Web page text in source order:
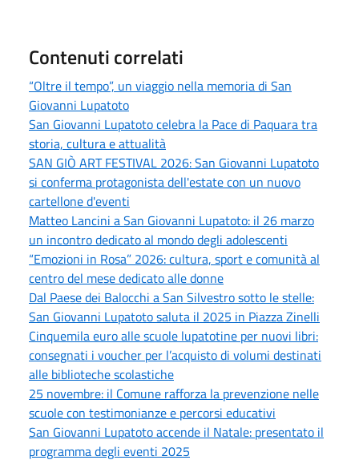
Contenuti correlati
“Oltre il tempo”, un viaggio nella memoria di San
Giovanni Lupatoto
San Giovanni Lupatoto celebra la Pace di Paquara tra
storia, cultura e attualità
SAN GIÒ ART FESTIVAL 2026: San Giovanni Lupatoto
si conferma protagonista dell'estate con un nuovo
cartellone d'eventi
Matteo Lancini a San Giovanni Lupatoto: il 26 marzo
un incontro dedicato al mondo degli adolescenti
“Emozioni in Rosa” 2026: cultura, sport e comunità al
centro del mese dedicato alle donne
Dal Paese dei Balocchi a San Silvestro sotto le stelle:
San Giovanni Lupatoto saluta il 2025 in Piazza Zinelli
Cinquemila euro alle scuole lupatotine per nuovi libri:
consegnati i voucher per l’acquisto di volumi destinati
alle biblioteche scolastiche
25 novembre: il Comune rafforza la prevenzione nelle
scuole con testimonianze e percorsi educativi
San Giovanni Lupatoto accende il Natale: presentato il
programma degli eventi 2025